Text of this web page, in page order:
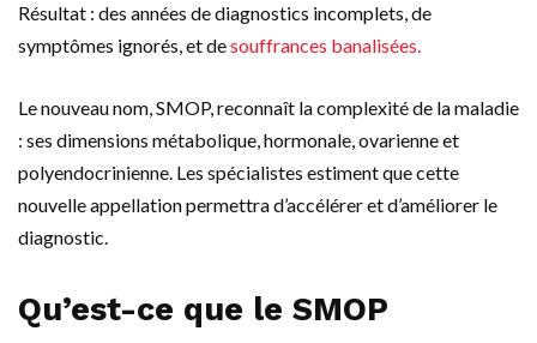
Résultat : des années de diagnostics incomplets, de
symptômes ignorés, et desouffrances banalisées.
Le nouveau nom, SMOP, reconnaît la complexité de la maladie
: ses dimensions métabolique, hormonale, ovarienne et
polyendocrinienne. Les spécialistes estiment que cette
nouvelle appellation permettra d’accélérer et d’améliorer le
diagnostic.
Qu’est-ce que le SMOP